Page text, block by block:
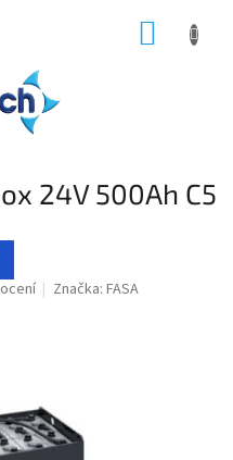
24V 500Ah C5
Značka:FASA